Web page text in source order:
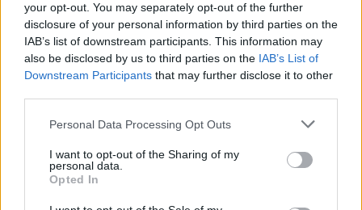
your opt-out. You may separately opt-out of the further
disclosure of your personal information by third parties on the
IAB’s list of downstream participants. This information may
also be disclosed by us to third parties on the IAB’s List of
Downstream Participants that may further disclose it to other
Personal Data Processing Opt Outs
I want to opt-out of the Sharing of my
personal data.
Opted In